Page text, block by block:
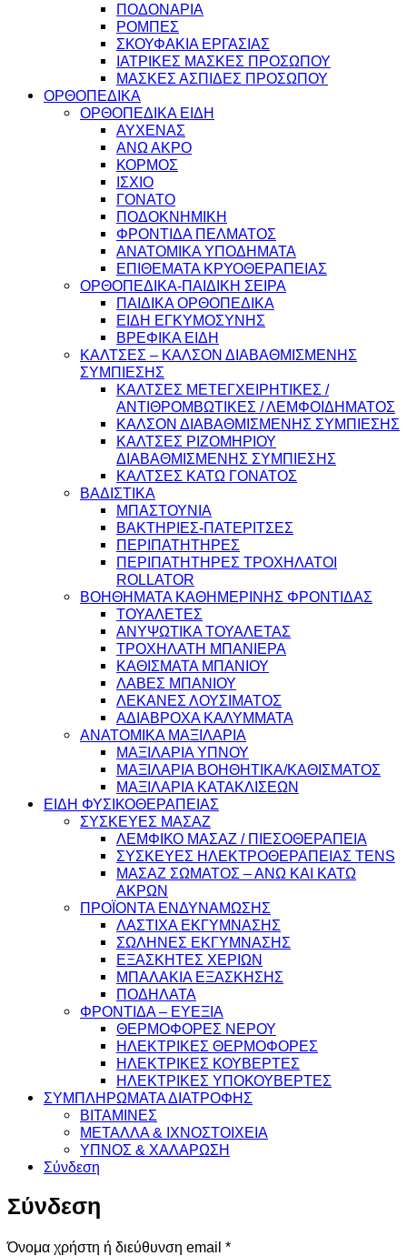
ΠΟΔΟΝΑΡΙΑ
ΡΟΜΠΕΣ
ΣΚΟΥΦΑΚΙΑ ΕΡΓΑΣΙΑΣ
ΙΑΤΡΙΚΕΣ ΜΑΣΚΕΣ ΠΡΟΣΩΠΟΥ
ΜΑΣΚΕΣ ΑΣΠΙΔΕΣ ΠΡΟΣΩΠΟΥ
ΟΡΘΟΠΕΔΙΚΑ
ΟΡΘΟΠΕΔΙΚΑ ΕΙΔΗ
ΑΥΧΕΝΑΣ
ΑΝΩ ΑΚΡΟ
ΚΟΡΜΟΣ
ΙΣΧΙΟ
ΓΟΝΑΤΟ
ΠΟΔΟΚΝΗΜΙΚΗ
ΦΡΟΝΤΙΔΑ ΠΕΛΜΑΤΟΣ
ΑΝΑΤΟΜΙΚΑ ΥΠΟΔΗΜΑΤΑ
ΕΠΙΘΕΜΑΤΑ ΚΡΥΟΘΕΡΑΠΕΙΑΣ
ΟΡΘΟΠΕΔΙΚΑ-ΠΑΙΔΙΚΗ ΣΕΙΡΑ
ΠΑΙΔΙΚΑ ΟΡΘΟΠΕΔΙΚΑ
ΕΙΔΗ ΕΓΚΥΜΟΣΥΝΗΣ
ΒΡΕΦΙΚΑ ΕΙΔΗ
ΚΑΛΤΣΕΣ – ΚΑΛΣΟΝ ΔΙΑΒΑΘΜΙΣΜΕΝΗΣ
ΣΥΜΠΙΕΣΗΣ
ΚΑΛΤΣΕΣ ΜΕΤΕΓΧΕΙΡΗΤΙΚΕΣ /
ΑΝΤΙΘΡΟΜΒΩΤΙΚΕΣ / ΛΕΜΦΟΙΔΗΜΑΤΟΣ
ΚΑΛΣΟΝ ΔΙΑΒΑΘΜΙΣΜΕΝΗΣ ΣΥΜΠΙΕΣΗΣ
ΚΑΛΤΣΕΣ ΡΙΖΟΜΗΡΙΟΥ
ΔΙΑΒΑΘΜΙΣΜΕΝΗΣ ΣΥΜΠΙΕΣΗΣ
ΚΑΛΤΣΕΣ ΚΑΤΩ ΓΟΝΑΤΟΣ
ΒΑΔΙΣΤΙΚΑ
ΜΠΑΣΤΟΥΝΙΑ
ΒΑΚΤΗΡΙΕΣ-ΠΑΤΕΡΙΤΣΕΣ
ΠΕΡΙΠΑΤΗΤΗΡΕΣ
ΠΕΡΙΠΑΤΗΤΗΡΕΣ ΤΡΟΧΗΛΑΤΟΙ
ROLLATOR
ΒΟΗΘΗΜΑΤΑ ΚΑΘΗΜΕΡΙΝΗΣ ΦΡΟΝΤΙΔΑΣ
ΤΟΥΑΛΕΤΕΣ
ΑΝΥΨΩΤΙΚΑ ΤΟΥΑΛΕΤΑΣ
ΤΡΟΧΗΛΑΤΗ ΜΠΑΝΙΕΡΑ
ΚΑΘΙΣΜΑΤΑ ΜΠΑΝΙΟΥ
ΛΑΒΕΣ ΜΠΑΝΙΟΥ
ΛΕΚΑΝΕΣ ΛΟΥΣΙΜΑΤΟΣ
ΑΔΙΑΒΡΟΧΑ ΚΑΛΥΜΜΑΤΑ
ΑΝΑΤΟΜΙΚΑ ΜΑΞΙΛΑΡΙΑ
ΜΑΞΙΛΑΡΙΑ ΥΠΝΟΥ
ΜΑΞΙΛΑΡΙΑ ΒΟΗΘΗΤΙΚΑ/ΚΑΘΙΣΜΑΤΟΣ
ΜΑΞΙΛΑΡΙΑ ΚΑΤΑΚΛΙΣΕΩΝ
ΕΙΔΗ ΦΥΣΙΚΟΘΕΡΑΠΕΙΑΣ
ΣΥΣΚΕΥΕΣ ΜΑΣΑΖ
ΛΕΜΦΙΚΟ ΜΑΣΑΖ / ΠΙΕΣΟΘΕΡΑΠΕΙΑ
ΣΥΣΚΕΥΕΣ ΗΛΕΚΤΡΟΘΕΡΑΠΕΙΑΣ TENS
ΜΑΣΑΖ ΣΩΜΑΤΟΣ – ΑΝΩ ΚΑΙ ΚΑΤΩ
ΑΚΡΩΝ
ΠΡΟΪΟΝΤΑ ΕΝΔΥΝΑΜΩΣΗΣ
ΛΑΣΤΙΧΑ ΕΚΓΥΜΝΑΣΗΣ
ΣΩΛΗΝΕΣ ΕΚΓΥΜΝΑΣΗΣ
ΕΞΑΣΚΗΤΕΣ ΧΕΡΙΩΝ
ΜΠΑΛΑΚΙΑ ΕΞΑΣΚΗΣΗΣ
ΠΟΔΗΛΑΤΑ
ΦΡΟΝΤΙΔΑ – ΕΥΕΞΙΑ
ΘΕΡΜΟΦΟΡΕΣ ΝΕΡΟΥ
ΗΛΕΚΤΡΙΚΕΣ ΘΕΡΜΟΦΟΡΕΣ
ΗΛΕΚΤΡΙΚΕΣ ΚΟΥΒΕΡΤΕΣ
ΗΛΕΚΤΡΙΚΕΣ ΥΠΟΚΟΥΒΕΡΤΕΣ
ΣΥΜΠΛΗΡΩΜΑΤΑ ΔΙΑΤΡΟΦΗΣ
ΒΙΤΑΜΙΝΕΣ
ΜΕΤΑΛΛΑ & ΙΧΝΟΣΤΟΙΧΕΙΑ
ΥΠΝΟΣ & ΧΑΛΑΡΩΣΗ
Σύνδεση
Σύνδεση
Όνομα χρήστη ή διεύθυνση email *Απαιτείται